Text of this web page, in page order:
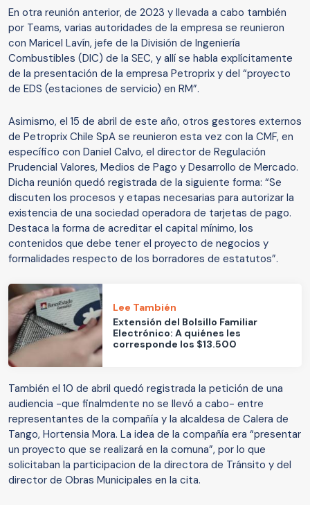
En otra reunión anterior, de 2023 y llevada a cabo también
por Teams, varias autoridades de la empresa se reunieron
con Maricel Lavín, jefe de la División de Ingeniería
Combustibles (DIC) de la SEC, y allí se habla explícitamente
de la presentación de la empresa Petroprix y del “proyecto
de EDS (estaciones de servicio) en RM”.
Asimismo, el 15 de abril de este año, otros gestores externos
de Petroprix Chile SpA se reunieron esta vez con la CMF, en
específico con Daniel Calvo, el director de Regulación
Prudencial Valores, Medios de Pago y Desarrollo de Mercado.
Dicha reunión quedó registrada de la siguiente forma: “Se
discuten los procesos y etapas necesarias para autorizar la
existencia de una sociedad operadora de tarjetas de pago.
Destaca la forma de acreditar el capital mínimo, los
contenidos que debe tener el proyecto de negocios y
formalidades respecto de los borradores de estatutos”.
Lee También
Extensión del Bolsillo Familiar
Electrónico: A quiénes les
corresponde los $13.500
También el 10 de abril quedó registrada la petición de una
audiencia -que finalmdente no se llevó a cabo- entre
representantes de la compañía y la alcaldesa de Calera de
Tango, Hortensia Mora. La idea de la compañía era “presentar
un proyecto que se realizará en la comuna”, por lo que
solicitaban la participacion de la directora de Tránsito y del
director de Obras Municipales en la cita.